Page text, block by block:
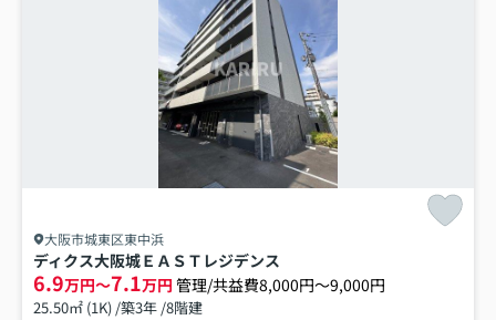
大阪市城東区東中浜
ディクス大阪城ＥＡＳＴレジデンス
6.9万円～7.1万円 管理/共益費8,000円～9,000円
25.50㎡ (1K) /築3年 /8階建